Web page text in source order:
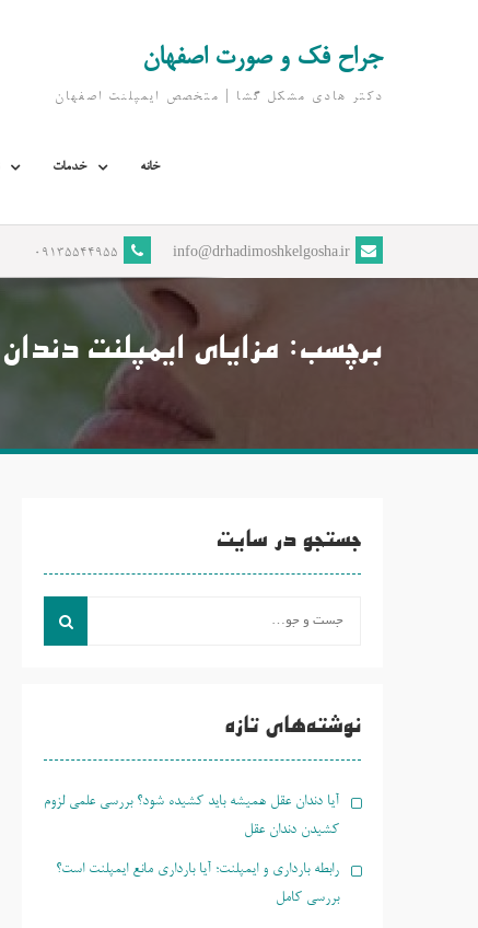
جراح فک و صورت اصفهان
دکتر هادی مشکل گشا | متخصص ايمپلنت اصفهان
خانه خدمات
info@drhadimoshkelgosha.ir
09135544955
برچسب: مزایای ایمپلنت دندان
جستجو در سایت
نوشته‌های تازه
آیا دندان عقل همیشه باید کشیده شود؟ بررسی علمی لزوم
کشیدن دندان عقل
رابطه بارداری و ایمپلنت؛ آیا بارداری مانع ایمپلنت است؟
بررسی کامل